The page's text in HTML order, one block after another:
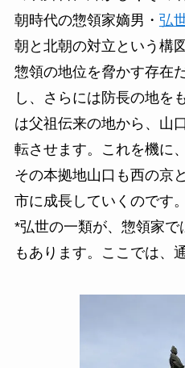
朝時代の惣領家嫡男・ 弘
朝と北朝の対立という構
惣領の地位を脅かす存在
し、さらには防長の地を
は父祖伝来の地から、山
転させます。これを機に
その本拠地山口も西の京
市に成長していくのです。
*弘世の一類が、惣領家
もあります。ここでは、